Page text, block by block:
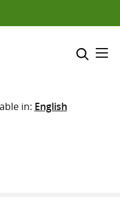
l’emplacement
in: English